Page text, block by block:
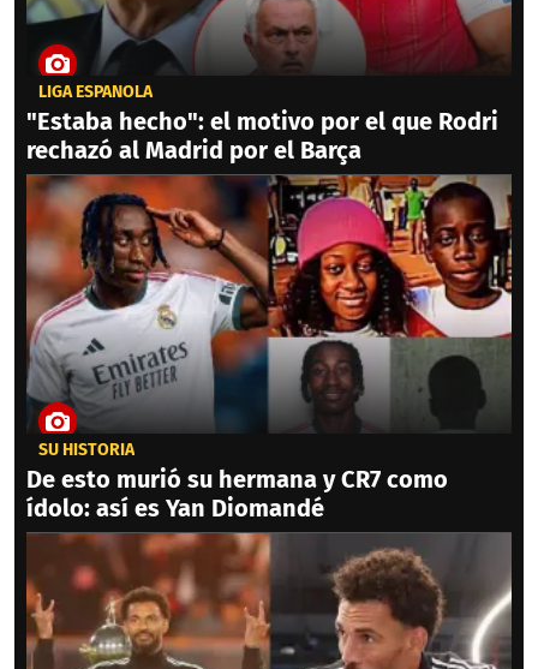
LIGA ESPAÑOLA
"Estaba hecho": el motivo por el que Rodri
rechazó al Madrid por el Barça
SU HISTORIA
De esto murió su hermana y CR7 como
ídolo: así es Yan Diomandé